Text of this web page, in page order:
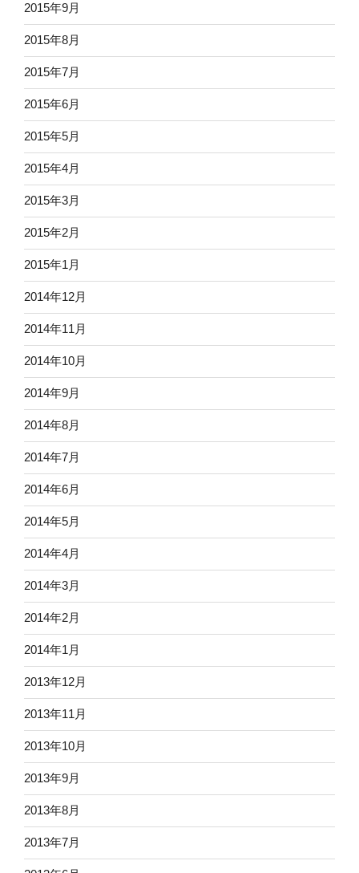
2015年9月
2015年8月
2015年7月
2015年6月
2015年5月
2015年4月
2015年3月
2015年2月
2015年1月
2014年12月
2014年11月
2014年10月
2014年9月
2014年8月
2014年7月
2014年6月
2014年5月
2014年4月
2014年3月
2014年2月
2014年1月
2013年12月
2013年11月
2013年10月
2013年9月
2013年8月
2013年7月